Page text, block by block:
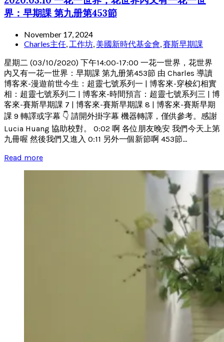
界：早期課 第九册第453節
November 17, 2024
Charles主任 工作坊 美國新時代基金會 賽斯早期課
星期二 (03/10/2020) 下午14:00-17:00 一花一世界，花世界
內又有一花一世界：早期課 第九册第453節 由 Charles 導讀
博客來-漫遊前世今生：超靈七號系列一 | 博客來-穿梭幻相實
相：超靈七號系列二 | 博客來-時間預言：超靈七號系列三 | 博
客來-賽斯早期課 7 | 博客來-賽斯早期課 8 | 博客來-賽斯早期
課 9 轉譯或字幕 👇 請開外掛字幕 機器轉譯，僅供參考。感謝
Lucia Huang 協助校對。 0:02 啊 各位朋友晚安 我們今天上第
九冊喔 然後我們又進入 0:11 另外一個新節啊 453節...
Read more